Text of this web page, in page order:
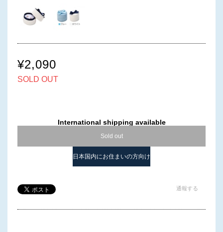
¥2,090
SOLD OUT
International shipping available
Sold out
日本国内にお住まいの方向け
通報する